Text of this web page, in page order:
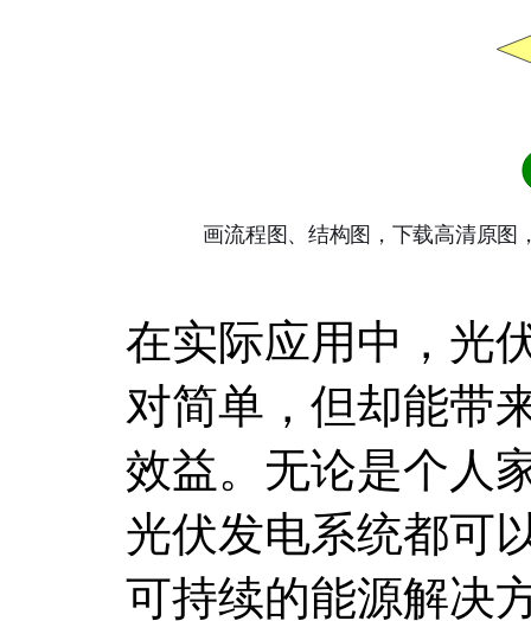
在实际应用中，光
对简单，但却能带
效益。无论是个人
光伏发电系统都可
可持续的能源解决